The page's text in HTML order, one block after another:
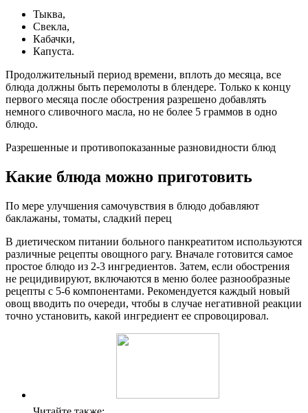
Тыква,
Свекла,
Кабачки,
Капуста.
Продолжительный период времени, вплоть до месяца, все
блюда должны быть перемолоты в блендере. Только к концу
первого месяца после обострения разрешено добавлять
немного сливочного масла, но не более 5 граммов в одно
блюдо.
Разрешенные и противопоказанные разновидности блюд
Какие блюда можно приготовить
По мере улучшения самочувствия в блюдо добавляют
баклажаны, томаты, сладкий перец
В диетическом питании больного панкреатитом используются
различные рецепты овощного рагу. Вначале готовится самое
простое блюдо из 2-3 ингредиентов. Затем, если обострения
не рецидивируют, включаются в меню более разнообразные
рецепты с 5-6 компонентами. Рекомендуется каждый новый
овощ вводить по очереди, чтобы в случае негативной реакции
точно установить, какой ингредиент ее спровоцировал.